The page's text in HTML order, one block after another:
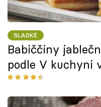
SLADKÉ
Babiččiny
podle V kuchyni